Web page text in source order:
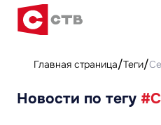
Главная страница Теги
Новости по тегу